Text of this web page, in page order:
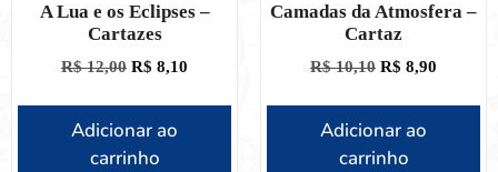
A Lua e os Eclipses –
Cartazes
R$12,00 R$ 8,10
Adicionar ao
carrinho
Camadas da Atmosfera –
Cartaz
R$10,10 R$ 8,90
Adicionar ao
carrinho